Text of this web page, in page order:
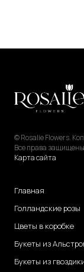
© Rosalie Flowers.
Все права защищены
Карта сайта
Главная
Голландские розы
Цветы в коробке
Букеты из
Букеты из